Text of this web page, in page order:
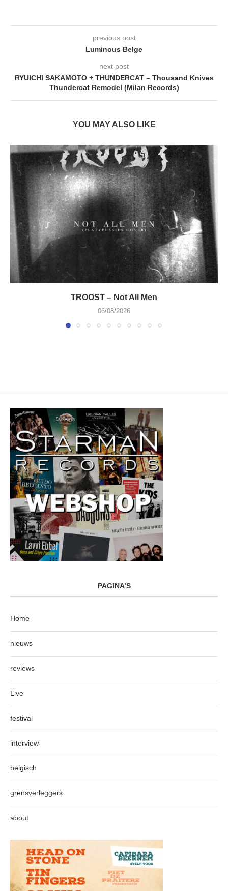
previous post
Luminous Belge
next post
RYUICHI SAKAMOTO + THUNDERCAT – Thousand Knives
Thundercat Remodel (Milan Records)
YOU MAY ALSO LIKE
TROOST – Not All Men
06/08/2026
PAGINA’S
Home
nieuws
reviews
Live
festival
interview
belgisch
grensverleggers
about